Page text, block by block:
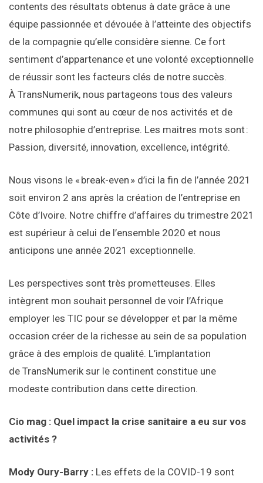
contents des résultats obtenus à date grâce à une
équipe passionnée et dévouée à l’atteinte des objectifs
de la compagnie qu’elle considère sienne. Ce fort
sentiment d’appartenance et une volonté exceptionnelle
de réussir sont les facteurs clés de notre succès.
À TransNumerik, nous partageons tous des valeurs
communes qui sont au cœur de nos activités et de
notre philosophie d’entreprise. Les maitres mots sont :
Passion, diversité, innovation, excellence, intégrité.
Nous visons le « break-even » d’ici la fin de l’année 2021
soit environ 2 ans après la création de l’entreprise en
Côte d’Ivoire. Notre chiffre d’affaires du trimestre 2021
est supérieur à celui de l’ensemble 2020 et nous
anticipons une année 2021 exceptionnelle.
Les perspectives sont très prometteuses. Elles
intègrent mon souhait personnel de voir l’Afrique
employer les TIC pour se développer et par la même
occasion créer de la richesse au sein de sa population
grâce à des emplois de qualité. L’implantation
de TransNumerik sur le continent constitue une
modeste contribution dans cette direction.
Cio mag : Quel impact la crise sanitaire a eu sur vos
activités ?
Mody Oury-Barry : Les effets de la COVID-19 sont